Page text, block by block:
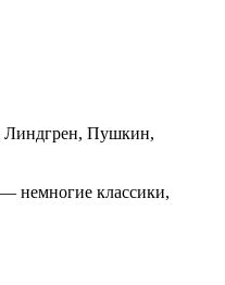
Линдгрен, Пушкин,
— немногие классики,